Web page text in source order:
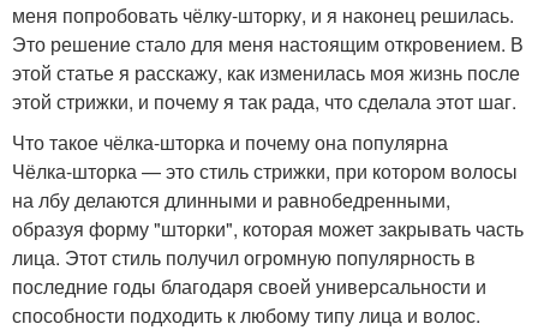
меня попробовать чёлку-шторку, и я наконец решилась.
Это решение стало для меня настоящим откровением. В
этой статье я расскажу, как изменилась моя жизнь после
этой стрижки, и почему я так рада, что сделала этот шаг.
Что такое чёлка-шторка и почему она популярна
Чёлка-шторка — это стиль стрижки, при котором волосы
на лбу делаются длинными и равнобедренными,
образуя форму "шторки", которая может закрывать часть
лица. Этот стиль получил огромную популярность в
последние годы благодаря своей универсальности и
способности подходить к любому типу лица и волос.